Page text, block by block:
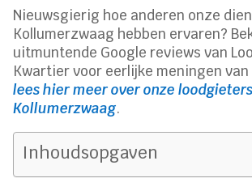
Nieuwsgierig hoe anderen onze
Kollumerzwaag hebben ervaren?
uitmuntende Google reviews van
Kwartier voor eerlijke meningen
lees hier meer over onze
Kollumerzwaag.
Inhoudsopgaven